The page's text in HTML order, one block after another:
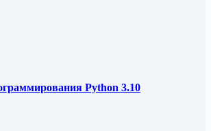
Python 3.10